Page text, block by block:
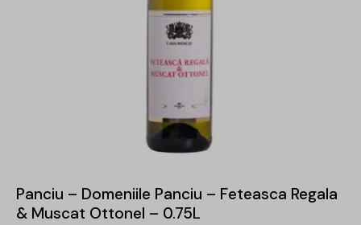
Panciu – Domeniile Panciu – Feteasca Regala
& Muscat Ottonel – 0.75L